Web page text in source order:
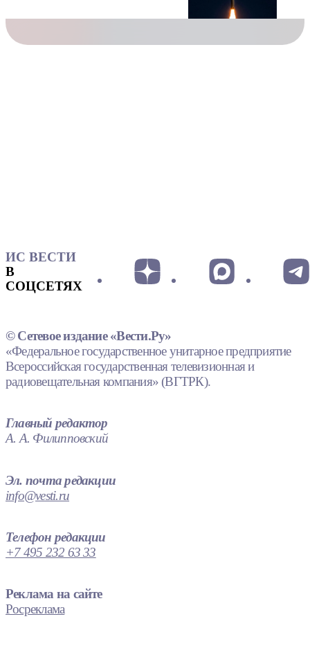
ИС ВЕСТИ
В
СОЦСЕТЯХ
© Сетевое издание «Вести.Ру»
«Федеральное государственное унитарное предприятие
Всероссийская государственная телевизионная и
радиовещательная компания» (ВГТРК).
Главный редактор
А. А. Филипповский
Эл. почта редакции
info@vesti.ru
Телефон редакции
+7 495 232 63 33
Реклама на сайте
Росреклама